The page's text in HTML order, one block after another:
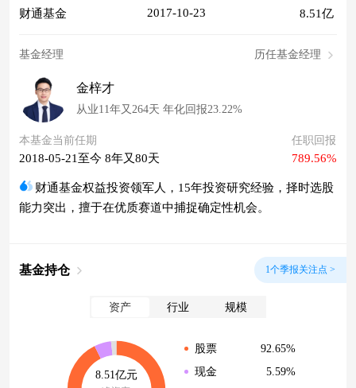
财通基金 2017-10-23 8.51亿
基金经理 历任基金经理
金梓才
从业11年又264天 年化回报23.22%
本基金当前任期
2018-05-21至今 8年又80天
任职回报
789.56%
财通基金权益投资领军人，15年投资研究经验，择时选股
能力突出，擅于在优质赛道中捕捉确定性机会。
基金持仓 1个季报关注点 >
资产 行业 规模
8.51亿元
股票
92.65%
现金
5.59%